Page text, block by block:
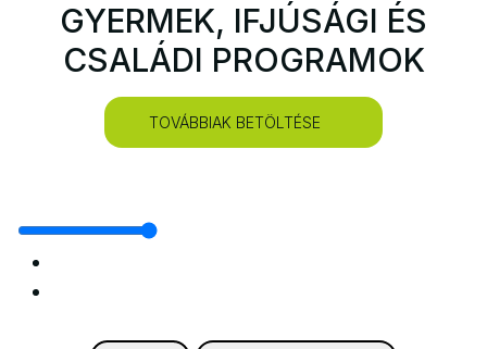
GYERMEK, IFJÚSÁGI ÉS
CSALÁDI PROGRAMOK
TOVÁBBIAK BETÖLTÉSE